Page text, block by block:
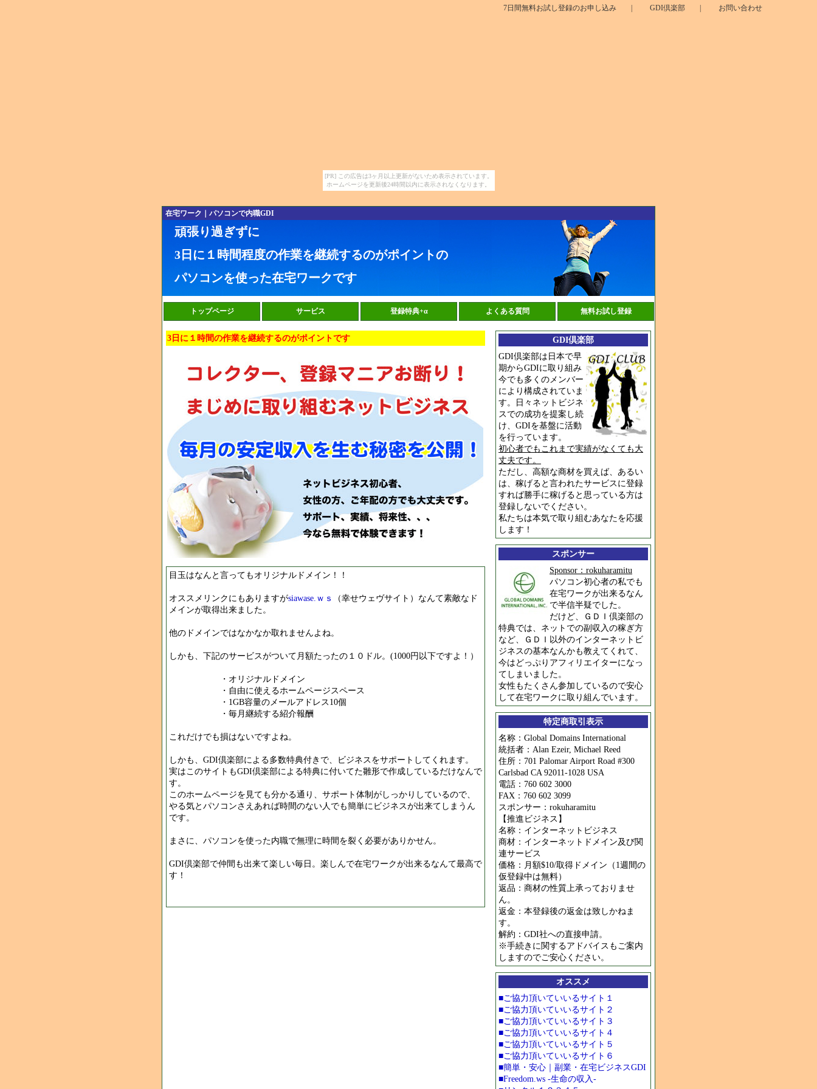
[PR] この広告は3ヶ月以上更新がないため表示されています。
ホームページを更新後24時間以内に表示されなくなります。
在宅ワーク｜パソコンで内職GDI
頑張り過ぎずに
3日に１時間程度の作業を継続するのがポイントの
パソコンを使った在宅ワークです
トップページ サービス 登録特典+α よくある質問 無料お試し登録
3日に１時間の作業を継続するのがポイントです
目玉はなんと言ってもオリジナルドメイン！！
オススメリンクにもありますがsiawase.ｗｓ
（幸せウェヴサイト）なんて素敵なド
メインが取得出来ました。
他のドメインではなかなか取れませんよね。
しかも、下記のサービスがついて月額たったの１０ドル。(1000円以下ですよ！）
・オリジナルドメイン
・自由に使えるホームページスペース
・1GB容量のメールアドレス10個
・毎月継続する紹介報酬
これだけでも損はないですよね。
しかも、GDI倶楽部による多数特典付きで、ビジネスをサポートしてくれます。
実はこのサイトもGDI倶楽部による特典に付いてた雛形で作成しているだけなんで
す。
このホームページを見ても分かる通り、サポート体制がしっかりしているので、
やる気とパソコンさえあれば時間のない人でも簡単にビジネスが出来てしまうん
です。
まさに、パソコンを使った内職で無理に時間を裂く必要がありかせん。
GDI倶楽部で仲間も出来て楽しい毎日。楽しんで在宅ワークが出来るなんて最高で
す！
GDI倶楽部
GDI倶楽部は日本で早
期からGDIに取り組み
今でも多くのメンバー
により構成されていま
す。日々ネットビジネ
スでの成功を提案し続
け、GDIを基盤に活動
を行っています。
初心者でもこれまで実績がなくても大
丈夫です。
ただし、高額な商材を買えば、あるい
は、稼げると言われたサービスに登録
すれば勝手に稼げると思っている方は
登録しないでください。
私たちは本気で取り組むあなたを応援
します！
スポンサー
Sponsor：rokuharamitu
パソコン初心者の私でも
在宅ワークが出来るなん
で半信半疑でした。
だけど、ＧＤＩ倶楽部の
特典では、ネットでの副収入の稼ぎ方
など、ＧＤＩ以外のインターネットビ
ジネスの基本なんかも教えてくれて、
今はどっぷりアフィリエイターになっ
てしまいました。
女性もたくさん参加しているので安心
して在宅ワークに取り組んでいます。
特定商取引表示
名称：Global Domains International
統括者：Alan Ezeir, Michael Reed
住所：701 Palomar Airport Road #300
Carlsbad CA 92011-1028 USA
電話：760 602 3000
FAX：760 602 3099
スポンサー：rokuharamitu
【推進ビジネス】
名称：インターネットビジネス
商材：インターネットドメイン及び関
連サービス
価格：月額$10/取得ドメイン（1週間の
仮登録中は無料）
返品：商材の性質上承っておりませ
ん。
返金：本登録後の返金は致しかねま
す。
解約：GDI社への直接申請。
※手続きに関するアドバイスもご案内
しますのでご安心ください。
オススメ
■ご協力頂いていいるサイト１
■ご協力頂いていいるサイト２
■ご協力頂いていいるサイト３
■ご協力頂いていいるサイト４
■ご協力頂いていいるサイト５
■ご協力頂いていいるサイト６
■簡単・安心｜副業・在宅ビジネスGDI
■Freedom.ws -生命の収入-
7日間無料お試し登録のお申し込み GDI倶楽部 お問い合わせ